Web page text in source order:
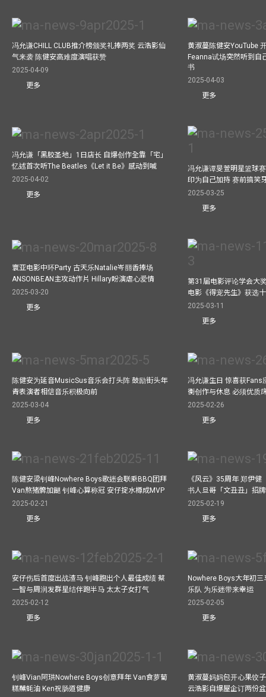
冯允谦CHILL CLUB推介榜颁奖礼捧两奖 云浩影仙
气来袭 陈健安高难度演唱获赞
2025-04-09
更多
黄淑蔓陈健安YouTube
Feanna试场突然听到自
书
2025-04-03
更多
冯允谦「黑胶圣地」1日店长 自爆创作全靠「宅」
忆述首次听The Beatles《Let it Be》感动到喊
2025-04-02
更多
冯允谦谭旻萱明星篮球
印为自己加持 赛前搞笑
2025-03-25
更多
寰亚电影中环Party 古天乐Natalie岑丽香捧场
ANSONBEAN主攻动作片 Hillary盼演虐心爱情
2025-03-20
更多
第31届电影评论学会大
电影《得宠先生》获选
2025-03-11
更多
陈健安为延音MusicSus音乐会打头阵 鼓励街头年
青表演者相信音乐积极向前
2025-03-04
更多
冯允谦生日 惊喜获Fans
衡创作与休息 必须优质
2025-02-26
更多
陈健安梁钊峰Nowhere Boys歌迷会联乘BBQ团拜
Van熬猪髀加餸 钊峰心算称冠 安仔掟水樽成MVP
2025-02-21
更多
《风云》35周年 郑伊
书人旦哥「文丑丑」招
2025-02-19
更多
安仔伤后首度出战渣马 钊峰跑出个人最佳成绩 蔡
一智与周润发群星结伴跑半马 太太子女打气
2025-02-12
更多
Nowhere Boys大年初
乐队 为乐迷带来幸运
2025-02-05
更多
钊峰Vian阿珙Nowhere Boys创意拜年 Van食萝蔔
糕蘸蚝油 Ken祝肠道健康
黄淑蔓妈妈包开心果饺
云浩影自爆屋企订两份